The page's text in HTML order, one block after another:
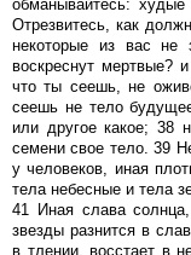
обманывайтесь:
Отрезвитесь, как
некоторые из вас не
воскреснут мертвые?
что ты сеешь, не
сеешь не тело
или другое какое; 38
семени свое тело. 39
у человеков, иная
тела небесные и тела
41 Иная слава
звезды разнится в
в тлении, восстает в